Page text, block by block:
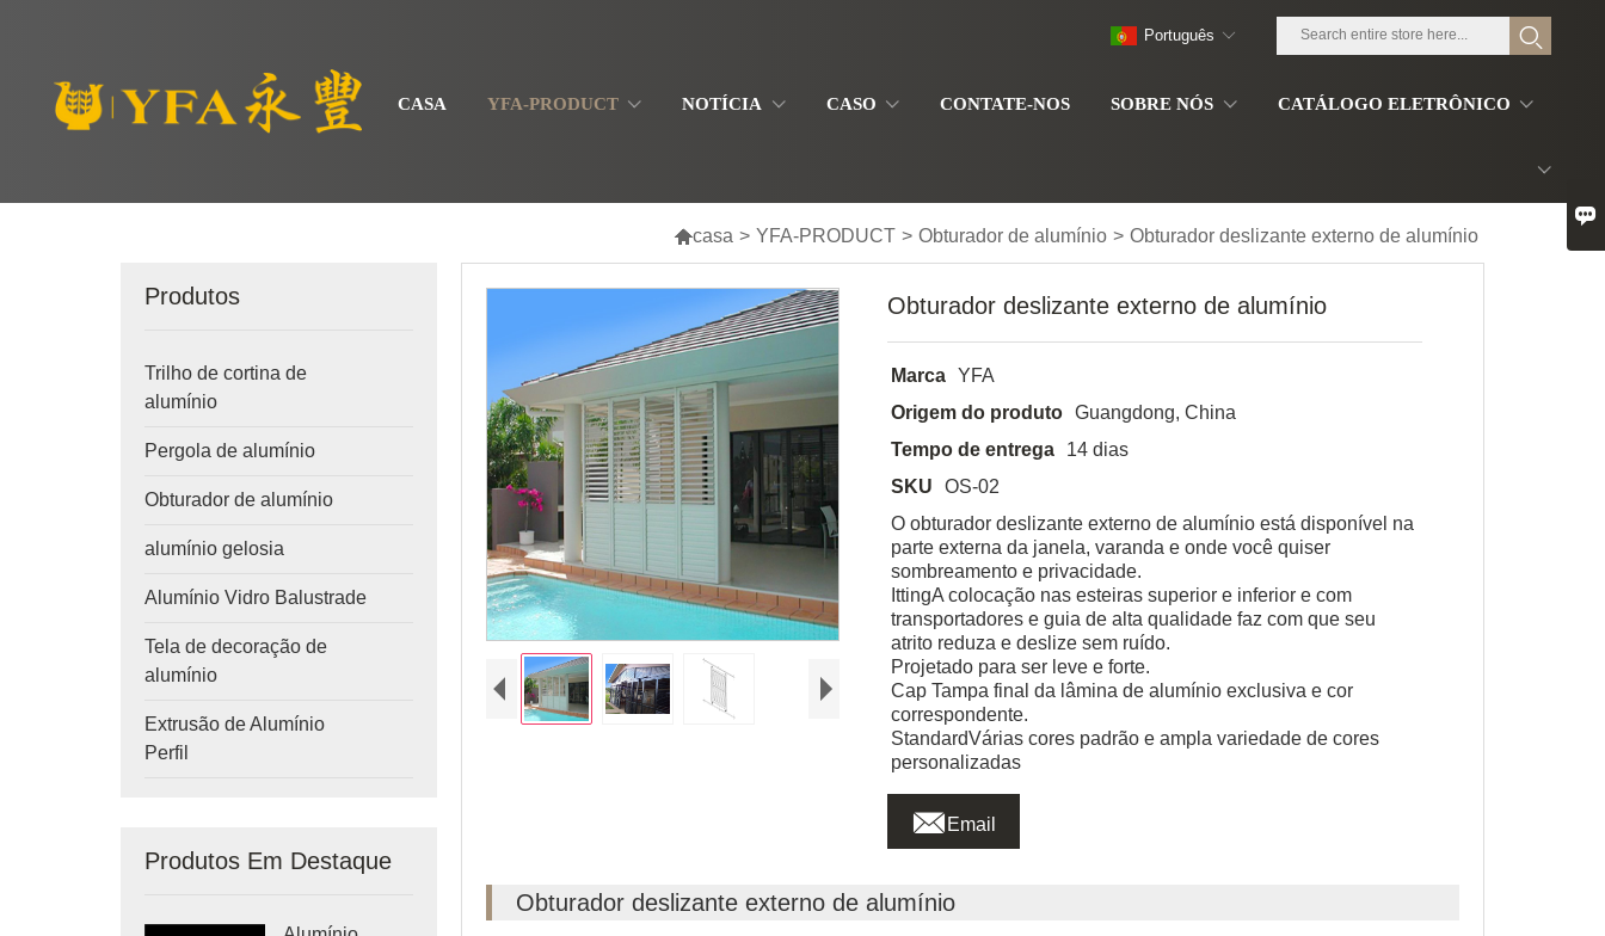
CASA YFA-PRODUCT NOTÍCIA CASO CONTATE-NOS SOBRE NÓS CATÁLOGO ELETRÔNICO
Português
casa > YFA-PRODUCT > Obturador de alumínio > Obturador deslizante externo de alumínio
Produtos
Trilho de cortina de
alumínio
Pergola de alumínio
Obturador de alumínio
alumínio gelosia
Alumínio Vidro Balustrade
Tela de decoração de
alumínio
Extrusão de Alumínio
Perfil
Produtos Em Destaque
Obturador deslizante externo de alumínio
Marca
YFA
Origem do produto
Guangdong, China
Tempo de entrega
14 dias
SKU
OS-02
O obturador deslizante externo de alumínio está disponível na
parte externa da janela, varanda e onde você quiser
sombreamento e privacidade.
IttingA colocação nas esteiras superior e inferior e com
transportadores e guia de alta qualidade faz com que seu
atrito reduza e deslize sem ruído.
Projetado para ser leve e forte.
Cap Tampa final da lâmina de alumínio exclusiva e cor
correspondente.
StandardVárias cores padrão e ampla variedade de cores
personalizadas
 Email
Obturador deslizante externo de alumínio
